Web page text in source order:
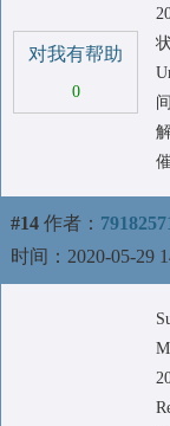
对我有帮助
0
#14 作者：
时间：2020-05-29